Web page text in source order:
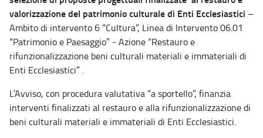
valorizzazione del patrimonio culturale di Enti Ecclesiastici –
Ambito di intervento 6 “Cultura”, Linea di Intervento 06.01
“Patrimonio e Paesaggio” - Azione “Restauro e
rifunzionalizzazione beni culturali materiali e immateriali di
Enti Ecclesiastici” .
L’Avviso, con procedura valutativa “a sportello”, finanzia
interventi finalizzati al restauro e alla rifunzionalizzazione di
beni culturali materiali e immateriali di Enti Ecclesiastici.